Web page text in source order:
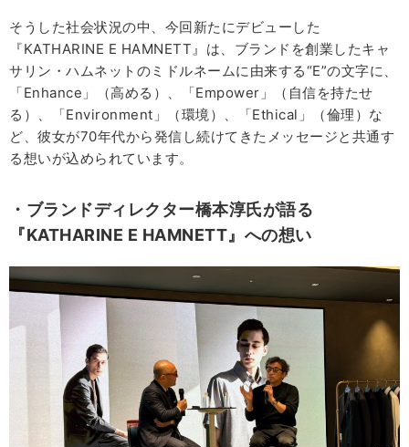
そうした社会状況の中、今回新たにデビューした
『KATHARINE E HAMNETT』は、ブランドを創業したキャ
サリン・ハムネットのミドルネームに由来する“E”の文字に、
「Enhance」（高める）、「Empower」（自信を持たせ
る）、「Environment」（環境）、「Ethical」（倫理）な
ど、彼女が70年代から発信し続けてきたメッセージと共通す
る想いが込められています。
・ブランドディレクター橋本淳氏が語る
『KATHARINE E HAMNETT』への想い